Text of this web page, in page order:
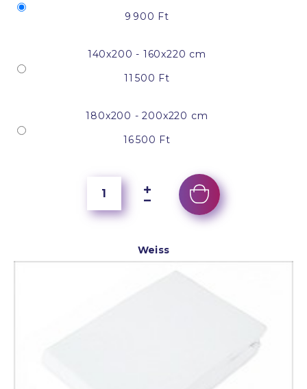
9 900 Ft
140x200 - 160x220 cm
11 500 Ft
180x200 - 200x220 cm
16 500 Ft
Weiss